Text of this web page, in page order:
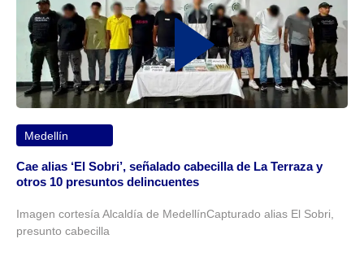
Medellín
Cae alias ‘El Sobri’, señalado cabecilla de La Terraza y
otros 10 presuntos delincuentes
Imagen cortesía Alcaldía de MedellínCapturado alias El Sobri,
presunto cabecilla